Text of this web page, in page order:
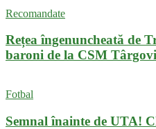
Recomandate
Rețea îngenuncheată de
baroni de la CSM
Fotbal
Semnal înainte de UTA!